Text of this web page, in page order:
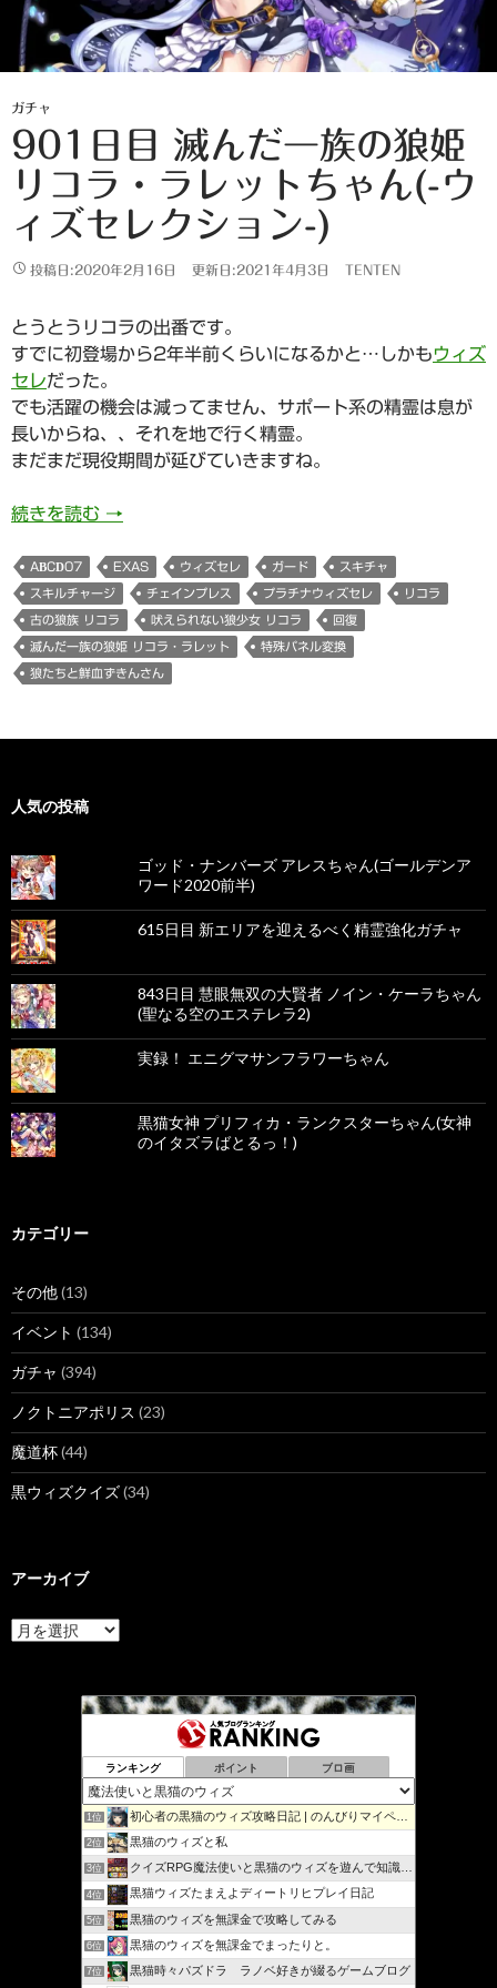
ガチャ
901日目 滅んだ一族の狼姫
リコラ・ラレットちゃん(-ウ
ィズセレクション-)
投稿日:2020年2月16日 更新日:2021年4月3日 TENTEN
とうとうリコラの出番です。
すでに初登場から2年半前くらいになるかと…しかもウィズ
セレだった。
でも活躍の機会は減ってません、サポート系の精霊は息が
長いからね、、それを地で行く精霊。
まだまだ現役期間が延びていきますね。
続きを読む 901日目 滅んだ一族の狼姫 リコラ・ラレット
→
ABCD07 EXAS ウィズセレ ガード スキチャ
スキルチャージ チェインプレス プラチナウィズセレ リコラ
古の狼族 リコラ 吠えられない狼少女 リコラ 回復
滅んだ一族の狼姫 リコラ・ラレット 特殊パネル変換
狼たちと鮮血ずきんさん
人気の投稿
ゴッド・ナンバーズ アレスちゃん(ゴールデンア
ワード2020前半)
615日目 新エリアを迎えるべく精霊強化ガチャ
843日目 慧眼無双の大賢者 ノイン・ケーラちゃん
(聖なる空のエステレラ2)
実録！ エニグマサンフラワーちゃん
黒猫女神 プリフィカ・ランクスターちゃん(女神
のイタズラばとるっ！)
カテゴリー
その他(13)
イベント (134)
ガチャ (394)
ノクトニアポリス (23)
魔道杯(44)
黒ウィズクイズ(34)
アーカイブ
ア
ー
ランキング ポイント ブロ画
1位 初心者の黒猫のウィズ攻略日記 | のんびりマイペースで攻略…
2位 黒猫のウィズと私
3位 クイズRPG魔法使いと黒猫のウィズを遊んで知識を増やそう
4位 黒猫ウィズたまえよディートリヒプレイ日記
5位 黒猫のウィズを無課金で攻略してみる
6位 黒猫のウィズを無課金でまったりと。
7位 黒猫時々パズドラ ラノベ好きが綴るゲームブログ